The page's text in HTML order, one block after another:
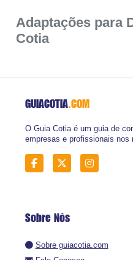
Adaptações para
Cotia
GUIACOTIA.COM
O Guia Cotia é um guia de
empresas e profissionais nos
Sobre Nós
Sobre guiacotia.com